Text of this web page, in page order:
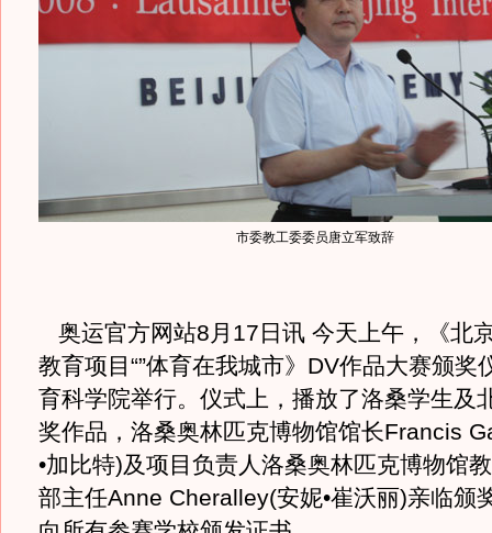
市委教工委委员唐立军致辞
奥运官方网站8月17日讯 今天上午，《
教育项目“”体育在我城市》DV作品大赛颁奖
育科学院举行。仪式上，播放了洛桑学生及
奖作品，洛桑奥林匹克博物馆馆长Francis
•加比特)及项目负责人洛桑奥林匹克博物馆
部主任Anne Cheralley(安妮•崔沃丽)亲临颁